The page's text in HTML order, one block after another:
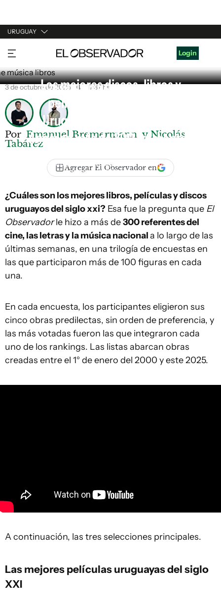
URUGUAY
URUGUAY
ARGENTINA
ESPAÑA
ESTADOS UNIDOS
Login
Los mejores discos, libros y
películas del siglo XXI en
Uruguay: las tres listas que
armaron más de 300 referentes
la música uruguaya para elegir las mejores obras creadas
desde el 2000 hasta ahora
3 de octubre de 2025 17:37 hs
Por Emanuel Bremermann y Nicolás
Tabárez
Agregar El Observador en
¿Cuáles son los mejores libros, películas y discos
uruguayos del siglo xxi? Esa fue la pregunta que El
Observadorle hizo a más de300 referentes del
cine, las letras y la música nacionala lo largo de las
últimas semanas, en una trilogía de encuestas en
las que participaron más de 100 figuras en cada
una.
En cada encuesta, los participantes eligieron sus
cinco obras predilectas, sin orden de preferencia, y
las más votadas fueron las que integraron cada
uno de los rankings. Las listas abarcan obras
creadas entre el 1° de enero del 2000 y este 2025.
A continuación, las tres selecciones principales.
Las mejores películas uruguayas del siglo
XXI